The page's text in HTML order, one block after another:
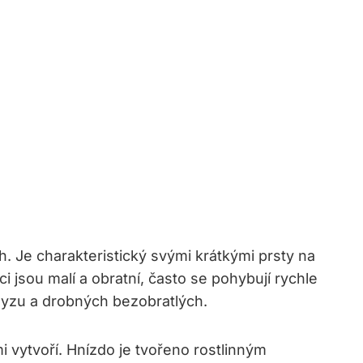
Je charakteristický svými krátkými prsty na
jsou malí a obratní, často se pohybují rychle
a drobných bezobratlých.
vytvoří. Hnízdo je tvořeno rostlinným